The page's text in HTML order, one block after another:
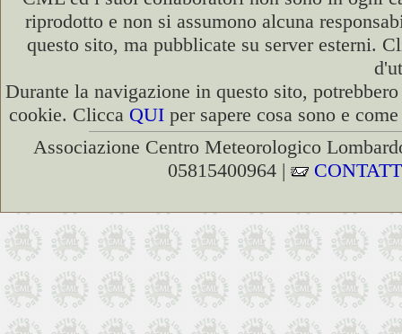
riprodotto e non si assumono alcuna
questo sito, ma pubblicate su server esterni.
Durante la navigazione in questo sito,
cookie. Clicca QUI per sapere cosa sono e
Associazione Centro Meteorologico
05815400964 |